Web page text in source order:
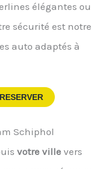
élégantes ou
sécurité est notre
auto adaptés à
Schiphol
votre ville vers